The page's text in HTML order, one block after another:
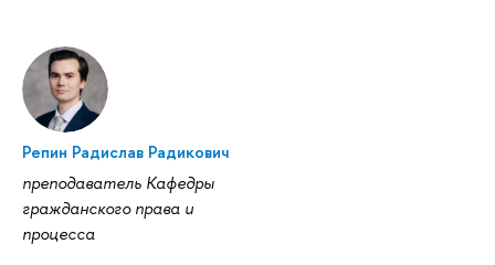
Репин Радислав Радикович
преподаватель Кафедры
гражданского права и
процесса